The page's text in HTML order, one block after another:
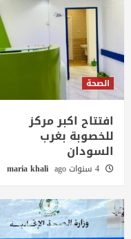
الصحة
افتتاح اكبر مركز
للخصوبة بغرب
السودان
4 سنوات ago maria khali